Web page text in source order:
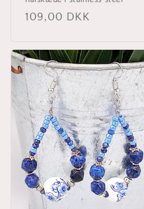
Normalpris
109,00 DKK